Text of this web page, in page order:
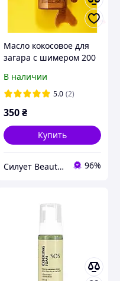
Масло кокосовое для
загара с шимером 200
В наличии
5.0 (2)
350₴
Купить
Силует Beauty Shop 96%